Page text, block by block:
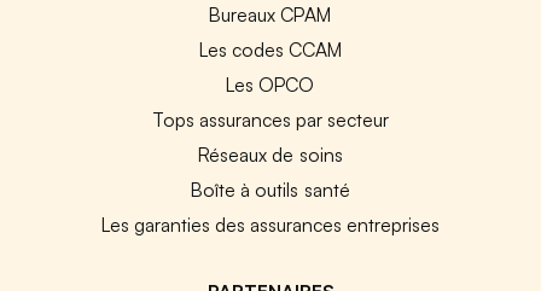
Bureaux CPAM
Les codes CCAM
Les OPCO
Tops assurances par secteur
Réseaux de soins
Boîte à outils santé
Les garanties des assurances entreprises